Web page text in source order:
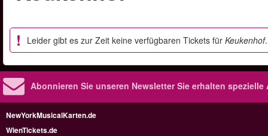
Leider gibt es zur Zeit keine verfügbaren Tickets für Keukenhof.
Abonnieren Sie unseren NewsletterSie erhalten spezielle
NewYorkMusicalKarten.de
WienTickets.de